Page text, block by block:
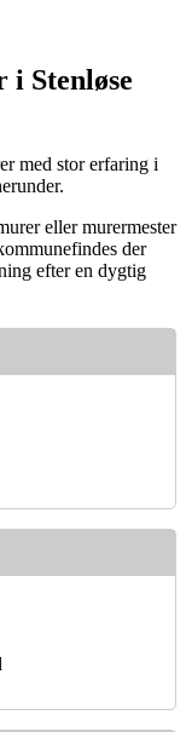
Stenløse
med stor erfaring i
eller murermester
der
efter en dygtig